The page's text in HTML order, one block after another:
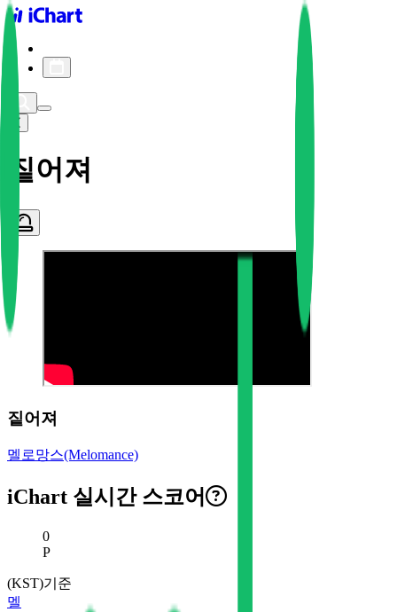
iChart logo
짙어져
짙어져
멜로망스(Melomance)
iChart 실시간 스코어
현재 스코어
0
P
(KST)기준
멜